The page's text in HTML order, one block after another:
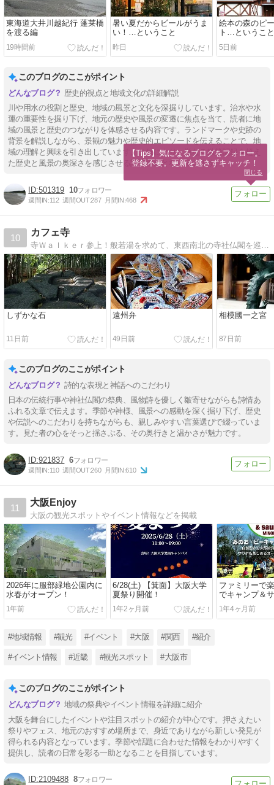
東海道大井川越紀行 蓬莱橋
を渡る編
19時間前
暑い夏だからビールがうま
い！…ということ
昨日
絵本の森のピ
ト…ということ
5日前
このブログのここがポイント
歴史的視点と地域文化の詳細解説
川や用水の役割と歴史、地域の風景と文化を深掘りしています。治水や水
運の重要性を掘り下げ、地元の歴史や風景の変遷に焦点を当て、読者に地
域の風景と歴史のつながりを体感させる内容です。ランドマークや史跡の
背景を解説しながら、景観の魅力や歴史的エピソードを伝えることで、地
域の理解と興味を引き出しています。これにより、単なる散策記録を超え
た歴史と風景の奥深さを感じさせる記事構成となっています。
501319 10
週間IN:112 週間OUT:287 月間IN:468
10
カフェ寺
寺Ｗａｌｋｅｒ参上！般若湯を求めて、東西南北の寺社仏閣を巡礼中！
しずかな石
11日前
遠州弁
49日前
相模國一之宮
87日前
このブログのここがポイント
詩的な表現と神話へのこだわり
日本の伝統行事や神社仏閣の祭典、風物詩を優しく皺寄せながらも詩情あ
ふれる文章で伝えます。季節や神様、風景への感動を深く掘り下げ、歴史
や伝説へのこだわりを持ちながらも、親しみやすい言葉選びで綴っていま
す。見た者の心をそっと揺さぶる、その奥行きと温かさが魅力です。
921837 6
週間IN:110 週間OUT:260 月間IN:610
11
大阪Enjoy
大阪の観光スポットやイベント情報などを掲載
2026年に服部緑地公園内に
水春がオープン！
1年前
6/28(土) 【箕面】大阪大学
夏祭り開催！
1年2ヶ月前
ファミリーで
でキャンプ＆
1年4ヶ月前
#地域情報 #観光 #イベント #大阪 #関西 #紹介
#イベント情報 #近畿 #観光スポット #大阪市
このブログのここがポイント
地域の祭典やイベント情報を詳細に紹介
大阪を舞台にしたイベントや注目スポットの紹介が中心です。押さえたい
祭りやフェス、地元のおすすめ場所まで、身近でありながら新しい発見が
得られる内容となっています。季節や話題に合わせた情報をわかりやすく
提供し、読者の日常を彩る一助となることを目指しています。
2109488 8
【Tips】気になるブログをフォロー。
登録不要。更新を逃さずキャッチ！
閉じる